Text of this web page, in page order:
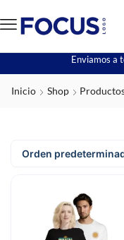
Enviamos a
Inicio Shop